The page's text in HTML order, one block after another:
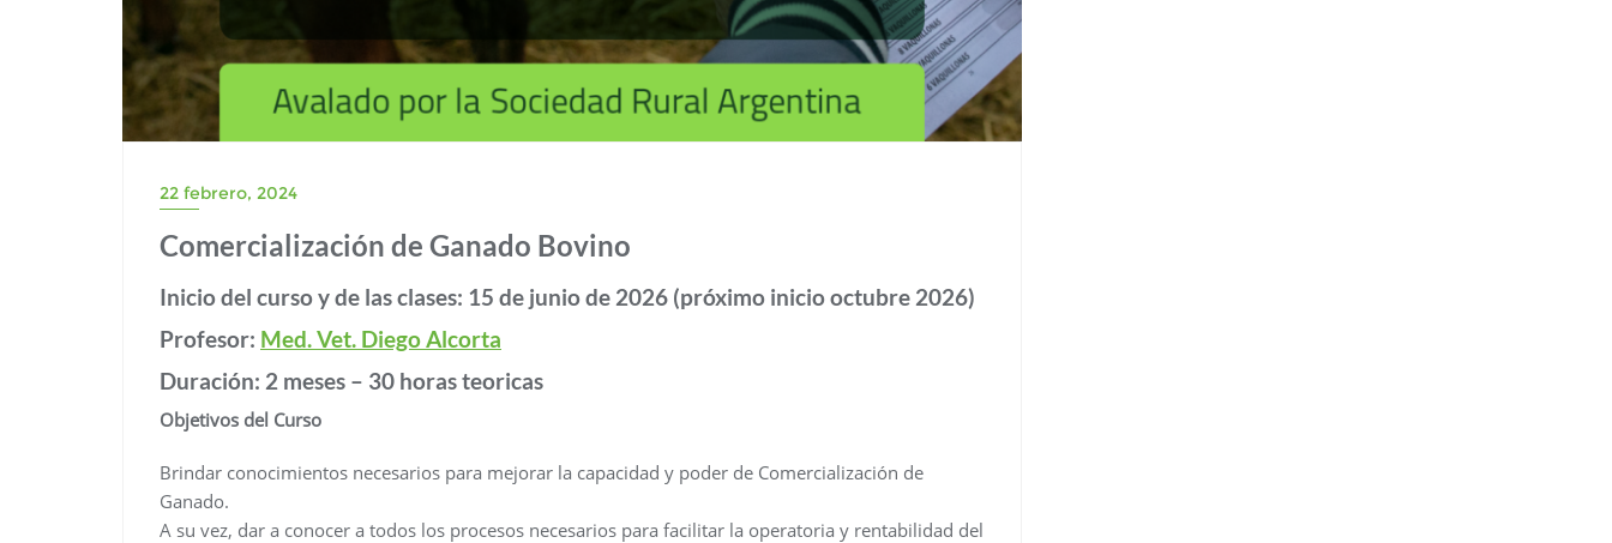
22 febrero, 2024
Comercialización de Ganado Bovino
Inicio del curso y de las clases: 15 de junio de 2026 (próximo inicio octubre 2026)
Profesor: Med. Vet. Diego Alcorta
Duración: 2 meses – 30 horas teoricas
Objetivos del Curso
Brindar conocimientos necesarios para mejorar la capacidad y poder de Comercialización de
Ganado.
A su vez, dar a conocer a todos los procesos necesarios para facilitar la operatoria y rentabilidad del